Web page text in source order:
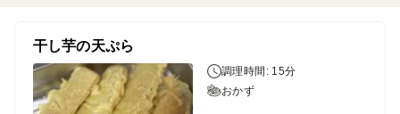
干し芋の天ぷら
調理時間: 15分
おかず